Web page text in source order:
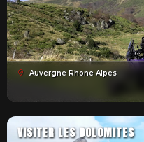
Auvergne Rhone Alpes
VISITER LES DOLOMITES